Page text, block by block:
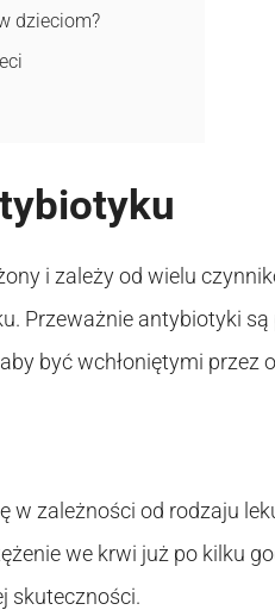
dzieciom?
i zależy od wielu
Przeważnie antybiotyki
być wchłoniętymi przez
w zależności od rodzaju
we krwi już po kilku
skuteczności.